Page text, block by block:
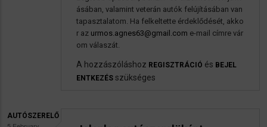
ásában, valamint veterán autók felújításában van
tapasztalatom. Ha felkeltette érdeklődését, akko
r az urmos.agnes63@gmail.com e-mail címre vár
om válaszát.
A hozzászóláshoz REGISZTRÁCIÓ és BEJEL
ENTKEZÉS szükséges
AUTÓSZERELŐ